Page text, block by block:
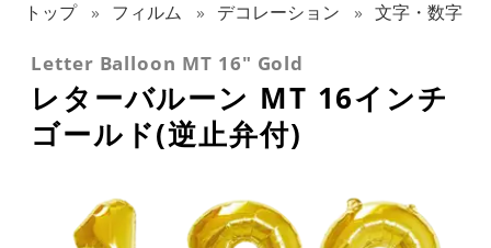
トップ フィルム デコレーション 文字・数字
Letter Balloon MT 16" Gold
レターバルーン MT 16インチ
ゴールド(逆止弁付)